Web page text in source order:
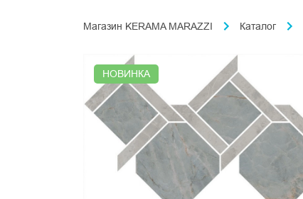
Магазин KERAMA MARAZZI Каталог
НОВИНКА